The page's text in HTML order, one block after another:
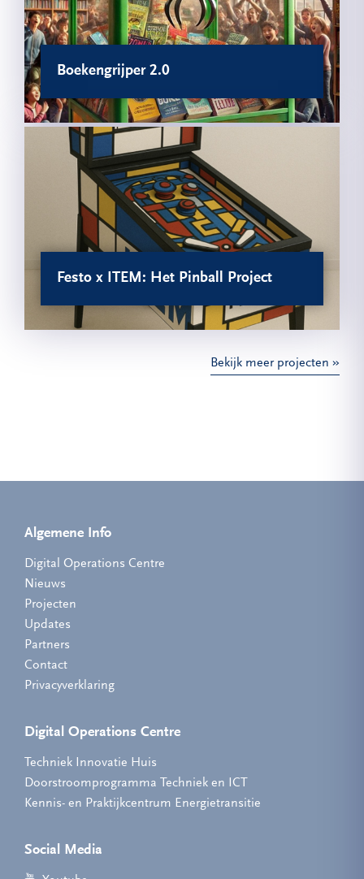
Boekengrijper 2.0
Festo x ITEM: Het Pinball Project
Bekijk meer projecten
Algemene Info
Digital Operations Centre
Nieuws
Projecten
Updates
Partners
Contact
Privacyverklaring
Digital Operations Centre
Techniek Innovatie Huis
Doorstroomprogramma Techniek en ICT
Kennis- en Praktijkcentrum Energietransitie
Social Media